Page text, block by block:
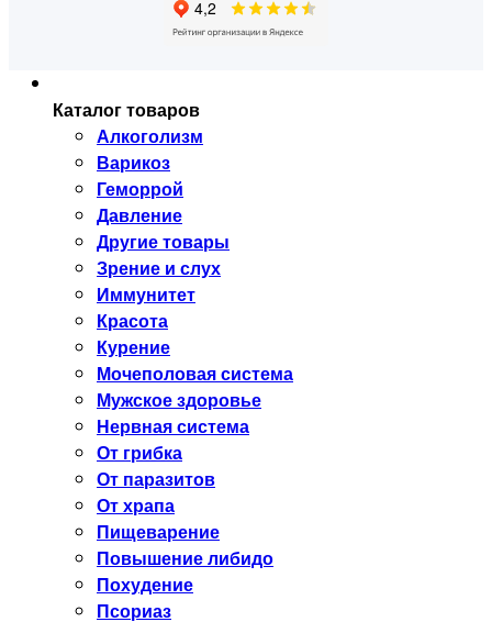
Каталог товаров
Алкоголизм
Варикоз
Геморрой
Давление
Другие товары
Зрение и слух
Иммунитет
Красота
Курение
Мочеполовая система
Мужское здоровье
Нервная система
От грибка
От паразитов
От храпа
Пищеварение
Повышение либидо
Похудение
Псориаз